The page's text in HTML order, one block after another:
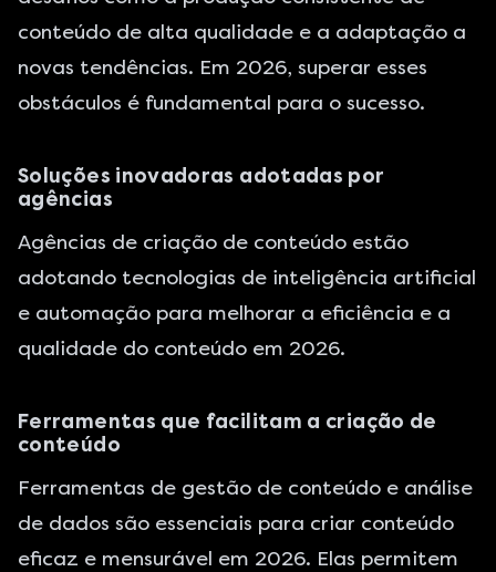
conteúdo de alta qualidade e a adaptação a
novas tendências. Em 2026, superar esses
obstáculos é fundamental para o sucesso.
Soluções inovadoras adotadas por
agências
Agências de criação de conteúdo estão
adotando tecnologias de inteligência artificial
e automação para melhorar a eficiência e a
qualidade do conteúdo em 2026.
Ferramentas que facilitam a criação de
conteúdo
Ferramentas de gestão de conteúdo e análise
de dados são essenciais para criar conteúdo
eficaz e mensurável em 2026. Elas permitem